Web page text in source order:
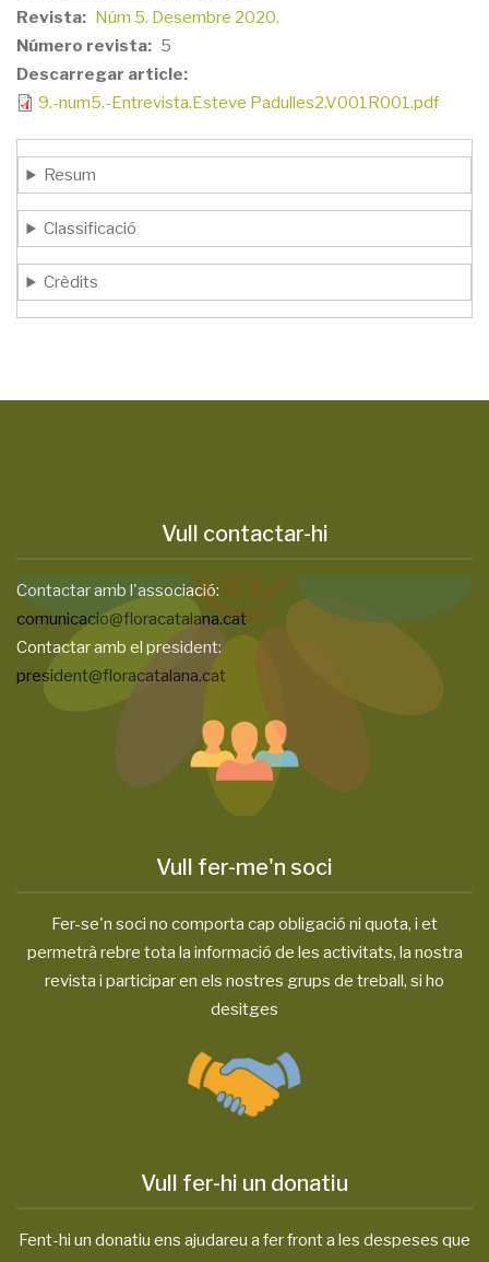
Revista
Núm 5. Desembre 2020.
Número revista
5
Descarregar article
9.-num5.-Entrevista.Esteve Padulles2.V001R001.pdf
Resum
Classificació
Crèdits
Vull contactar-hi
Contactar amb l'associació:
comunicacio@floracatalana.cat
Contactar amb el president:
president@floracatalana.cat
Vull fer-me'n soci
Fer-se'n soci no comporta cap obligació ni quota, i et
permetrà rebre tota la informació de les activitats, la nostra
revista i participar en els nostres grups de treball, si ho
desitges
Vull fer-hi un donatiu
Fent-hi un donatiu ens ajudareu a fer front a les despeses que